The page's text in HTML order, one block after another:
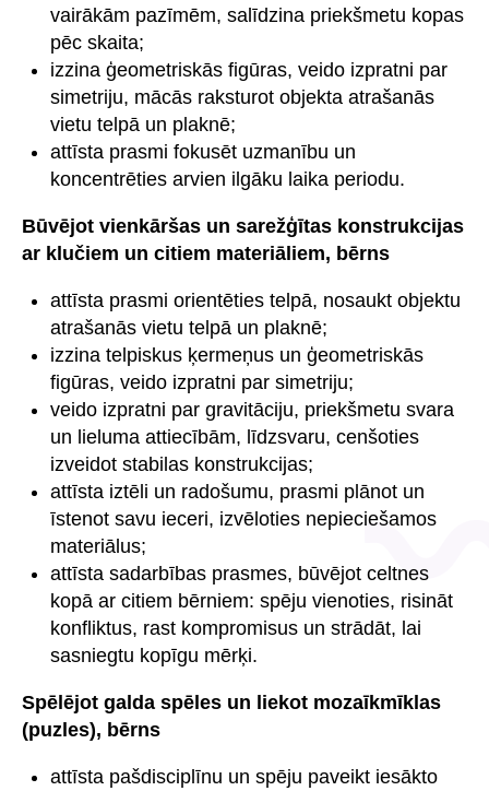
vairākām pazīmēm, salīdzina priekšmetu kopas
pēc skaita;
izzina ģeometriskās figūras, veido izpratni par
simetriju, mācās raksturot objekta atrašanās
vietu telpā un plaknē;
attīsta prasmi fokusēt uzmanību un
koncentrēties arvien ilgāku laika periodu.
Būvējot vienkāršas un sarežģītas konstrukcijas
ar klučiem un citiem materiāliem, bērns
attīsta prasmi orientēties telpā, nosaukt objektu
atrašanās vietu telpā un plaknē;
izzina telpiskus ķermeņus un ģeometriskās
figūras, veido izpratni par simetriju;
veido izpratni par gravitāciju, priekšmetu svara
un lieluma attiecībām, līdzsvaru, cenšoties
izveidot stabilas konstrukcijas;
attīsta iztēli un radošumu, prasmi plānot un
īstenot savu ieceri, izvēloties nepieciešamos
materiālus;
attīsta sadarbības prasmes, būvējot celtnes
kopā ar citiem bērniem: spēju vienoties, risināt
konfliktus, rast kompromisus un strādāt, lai
sasniegtu kopīgu mērķi.
Spēlējot galda spēles un liekot mozaīkmīklas
(puzles), bērns
attīsta pašdisciplīnu un spēju paveikt iesākto